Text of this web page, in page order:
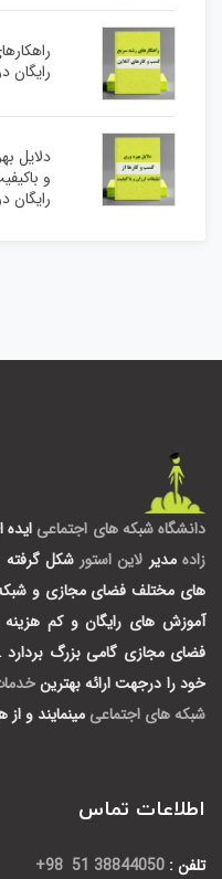
رایگان
دلایل
و
رایگان
دانشگاه شبکه های اجتماعی
زاده مدیر لاین استور شکل گرفته
های مختلف فضای مجازی و شبکه
آموزش های رایگان و کم هزینه
فضای مجازی گامی بزرگ بردارد .
خود را درجهت ارائه بهترین
شبکه های اجتماعی مینمایند و
اطلاعات تماس
تلفن : 38844050 51 98+